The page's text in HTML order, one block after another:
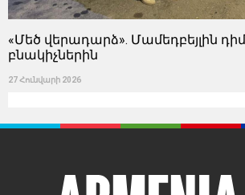
«Մեծ վերադարձ». Մամեդբեյլին
բնակիչներին
27 Հունվարի 2026